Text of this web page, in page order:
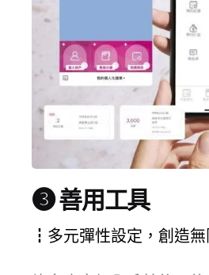
❸ 善用工具
┇多元彈性設定，創造